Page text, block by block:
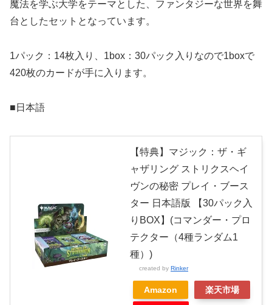
魔法を学ぶ大学をテーマとした、ファンタジーな世界を舞
台としたセットとなっています。
1パック：14枚入り、1box：30パック入りなので1boxで
420枚のカードが手に入ります。
■日本語
【特典】マジック：ザ・ギ
ャザリング ストリクスヘイ
ヴンの秘密 プレイ・ブース
ター 日本語版 【30パック入
りBOX】(コマンダー・プロ
テクター（4種ランダム1
種）)
created by Rinker
Amazon 楽天市場